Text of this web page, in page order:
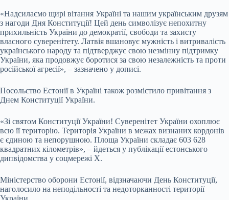
«Надсилаємо щирі вітання Україні та нашим українським друзям
з нагоди Дня Конституції! Цей день символізує непохитну
прихильність України до демократії, свободи та захисту
власного суверенітету. Латвія вшановує мужність і витривалість
українського народу та підтверджує свою незмінну підтримку
України, яка продовжує боротися за свою незалежність та проти
російської агресії», – зазначено у дописі.
Посольство Естонії в Україні також розмістило привітання з
Днем Конституції України.
«Зі святом Конституції України! Суверенітет України охоплює
всю її територію. Територія України в межах визнаних кордонів
є єдиною та непорушною. Площа України складає 603 628
квадратних кілометрів», – йдеться у публікації естонського
дипвідомства у соцмережі Х.
Міністерство оборони Естонії, відзначаючи День Конституції,
наголосило на неподільності та недоторканності території
України.